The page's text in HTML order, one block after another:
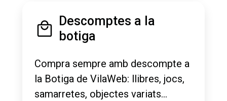
Descomptes a la
botiga
Compra sempre amb descompte a
la Botiga de VilaWeb: llibres, jocs,
samarretes, objectes variats...